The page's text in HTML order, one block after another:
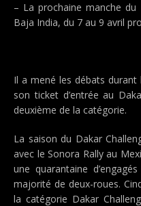
– La prochaine manche du
Baja India, du 7 au 9 avril
Il a mené les débats
son ticket d’entrée au
deuxième de la catégorie.
La saison du Dakar
avec le Sonora Rally au
une quarantaine
majorité de deux-roues.
la catégorie Dakar